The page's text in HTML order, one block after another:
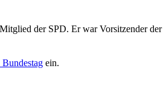
der SPD. Er war Vorsitzender der
ein.